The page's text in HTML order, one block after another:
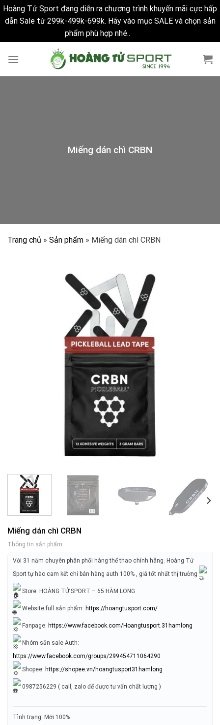
Hoàng Tử Sport đang diễn ra chương trình khuyến mãi cực hấp
dẫn Sale từ 299k-499k-699k. Hãy vào mục SALE và chọn sản
phẩm phù hợp nhé..
Miếng dán chì CRBN
Trang chủ » Sản phẩm » Miếng dán chì CRBN
Miếng dán chì CRBN
Thông tin sản phẩm
Với 31 năm chuyên phân phối hàng thể thao chính hãng. Hoàng Tử
Sport tự hào cam kết chỉ bán hàng auth 100% , giá tốt nhất thị trường
Store: HOÀNG TỬ SPORT – 65 HÀM LONG
Website full sản phẩm: https://hoangtusport.com/
Fanpage: https://www.facebook.com/Hoangtusport.31hamlong
Nhóm săn sale Auth:
https://www.facebook.com/groups/299454711064290
Shopee: https://shopee.vn/hoangtusport31hamlong
0987256229 ( call, zalo để được tư vấn chất lượng )
Tình trạng: Mới 100%